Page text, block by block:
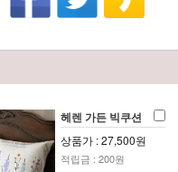
헤렌 가든 빅쿠션
상품가 : 27,500원
적립금 : 200원